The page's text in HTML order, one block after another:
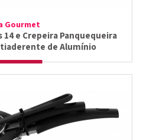
Gourmet
e Crepeira Panquequeira
de Alumínio